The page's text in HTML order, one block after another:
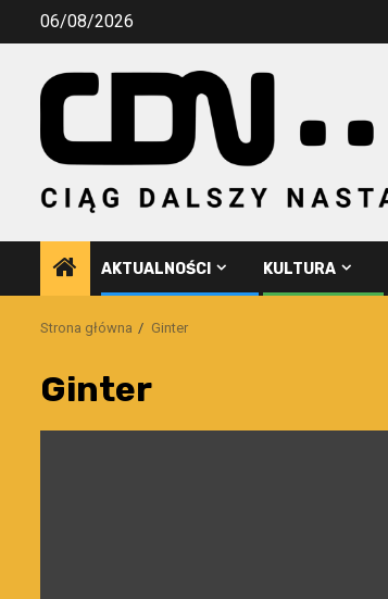
Przejdź06/08/2026
AKTUALNOŚCI KULTURA
Strona główna Ginter
Ginter